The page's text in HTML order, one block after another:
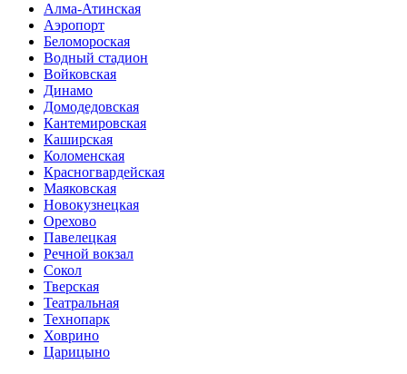
Алма-Атинская
Аэропорт
Беломороская
Водный стадион
Войковская
Динамо
Домоде­довская
Кантеми­ровская
Каширская
Коломенская
Красногвар­дейская
Маяковская
Новокузнецкая
Орехово
Павелецкая
Речной вокзал
Сокол
Тверская
Театральная
Технопарк
Ховрино
Царицыно